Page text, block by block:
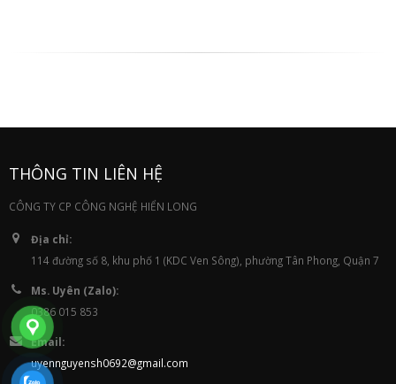
THÔNG TIN LIÊN HỆ
CÔNG TY CP CÔNG NGHỆ HIỂN LONG
Địa chỉ:
114 đường số 8, khu phố 1 (KDC Ven Sông), phường Tân Phong, Quận 7
Ms. Uyên (Zalo):
0386 015 853
Email:
uyennguyensh0692@gmail.com